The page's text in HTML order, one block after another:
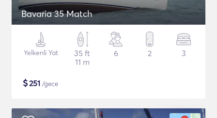
Bavaria 35 Match
Yelkenli Yat
35 ft
11 m
6 2 3
$251 /gece